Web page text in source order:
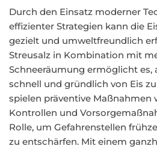
Durch den Einsatz moderner
effizienter Strategien kann die
gezielt und umweltfreundlich
Streusalz in Kombination mit
Schneeräumung ermöglicht es,
schnell und gründlich von Eis
spielen präventive Maßnahmen
Kontrollen und
Rolle, um Gefahrenstellen
zu entschärfen. Mit einem